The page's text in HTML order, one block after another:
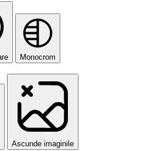
Monocrom
Ascunde imaginile